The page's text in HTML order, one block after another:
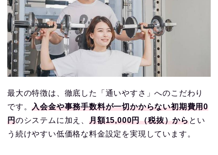
最大の特徴は、徹底した「通いやすさ」へのこだわり
です。入会金や事務手数料が一切かからない初期費用0
円のシステムに加え、月額15,000円（税抜）からとい
う続けやすい低価格な料金設定を実現しています。